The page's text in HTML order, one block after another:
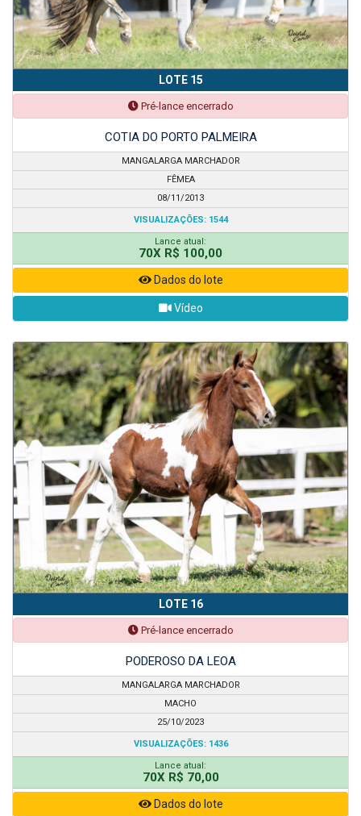
LOTE 15
Pré-lance encerrado
COTIA DO PORTO PALMEIRA
MANGALARGA MARCHADOR
FÊMEA
08/11/2013
VISUALIZAÇÕES: 1544
Lance atual:
70X R$ 100,00
Dados do lote
Vídeo
LOTE 16
Pré-lance encerrado
PODEROSO DA LEOA
MANGALARGA MARCHADOR
MACHO
25/10/2023
VISUALIZAÇÕES: 1436
Lance atual:
70X R$ 70,00
Dados do lote